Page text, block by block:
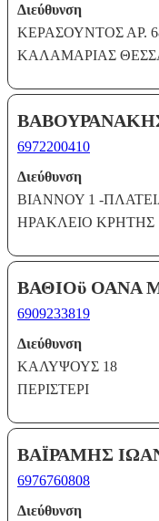
Διεύθυνση
ΚΕΡΑΣΟΥΝΤΟΣ ΑΡ.
ΚΑΛΑΜΑΡΙΑΣ
6972200410
Διεύθυνση
ΒΙΑΝΝΟΥ 1 -
ΗΡΑΚΛΕΙΟ ΚΡΗΤΗΣ
ΒΑΘΙΟϋ ΟΑΝΑ
6909233819
Διεύθυνση
ΚΑΛΥΨΟΥΣ 18
ΠΕΡΙΣΤΕΡΙ
ΒΑΪΡΑΜΗΣ
6976760808
Διεύθυνση